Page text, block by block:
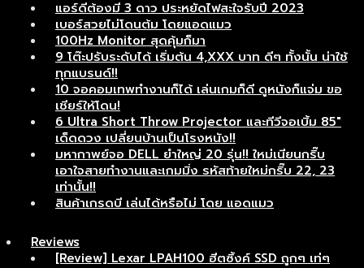
แอร์ดีต้องมี 3 ดาว ประหยัดไฟสะใจรับปี 2023
เบอร์สวยไม่โดนต้ม โดยแอดแมว
100Hz Monitor สุดคุ้มก็มา
9 โต๊ะปรับระดับได้ เริ่มต้น 4,XXX บาท ดีๆ ทั้งนั้น น่าใช้
ทุกแบรนด์!!
10 จอคอมเทพทำงานก็ได้ เล่นเกมก็ดี ดูหนังก็แจ่ม ขอ
เชียร์ให้โดน!
6 Ultra Short Throw Projector และทีวีจอเบิ้ม 85″
เด็ดดวง เปลี่ยนบ้านเป็นโรงหนัง!!
มหากาพย์จอ DELL ยำใหญ่ 20 รุ่น!! ใหม่เนียนกริ๊บ
เอาใจสายทำงานและเกมมิ่ง รหัสท้ายใหม่กริ๊บ 22, 23
เท่านั้น!!
สินค้าเกรดบี เล่นได้หรือไม่ โดย แอดแมว
Reviews
[Review] Lexar LPAH100 ฮีตซิ้งค์ SSD ถูกๆ เท่ๆ